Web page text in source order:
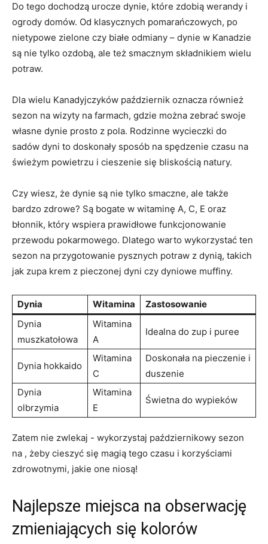
Do tego⁢ dochodzą ⁤urocze⁤ dynie, które zdobią werandy ⁤i
ogrody domów. Od klasycznych ⁤pomarańczowych, po
nietypowe zielone czy​ białe odmiany – dynie w Kanadzie
są nie tylko ozdobą, ale też smacznym składnikiem wielu
potraw.
Dla wielu ⁣Kanadyjczyków październik oznacza również
sezon na wizyty na farmach, gdzie można zebrać swoje
własne dynie prosto z pola.⁢ Rodzinne wycieczki do
sadów dyni to doskonały sposób na spędzenie czasu na
świeżym powietrzu i cieszenie się bliskością ⁣natury.
Czy wiesz, że dynie są nie tylko smaczne, ale także
bardzo zdrowe? Są bogate w witaminę A, C, E oraz
błonnik, który wspiera prawidłowe funkcjonowanie
przewodu pokarmowego. Dlatego warto wykorzystać ‌ten
sezon na przygotowanie pysznych potraw z dynią, takich
jak zupa krem z pieczonej ⁤dyni czy ⁣dyniowe muffiny.
Dynia Witamina
Zastosowanie
Dynia
muszkatołowa
Witamina
A
Idealna do zup i puree
Dynia ‌hokkaido
Witamina
C
Doskonała na pieczenie i
duszenie
Dynia
olbrzymia
Witamina
E
Świetna do wypieków
Zatem nie zwlekaj -⁣ wykorzystaj ‍październikowy sezon
na , żeby cieszyć się magią tego czasu i korzyściami
zdrowotnymi, jakie‍ one niosą!
Najlepsze ​miejsca na obserwację
zmieniających się kolorów